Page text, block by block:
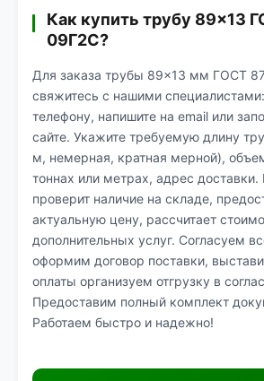
Как купить трубу 89×13
09Г2С?
Для заказа трубы 89×13 мм ГОСТ
свяжитесь с нашими
телефону, напишите на email или
сайте. Укажите требуемую длину
м, немерная, кратная мерной),
тоннах или метрах, адрес
проверит наличие на складе,
актуальную цену, рассчитает
дополнительных услуг. Согласуем
оформим договор поставки,
оплаты организуем отгрузку в
Предоставим полный комплект
Работаем быстро и надежно!